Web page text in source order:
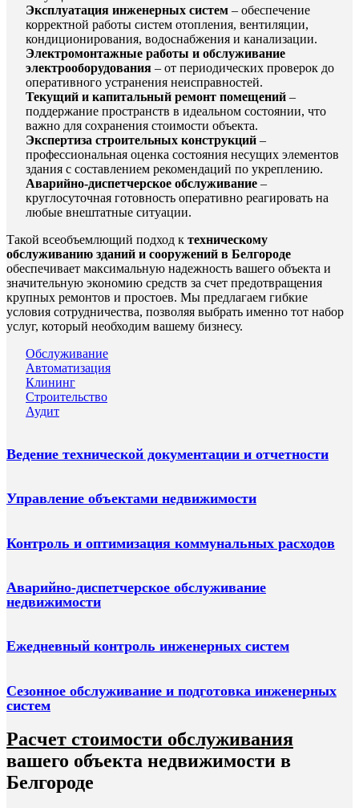
Эксплуатация инженерных систем – обеспечение
корректной работы систем отопления, вентиляции,
кондиционирования, водоснабжения и канализации.
Электромонтажные работы и обслуживание
электрооборудования – от периодических проверок до
оперативного устранения неисправностей.
Текущий и капитальный ремонт помещений –
поддержание пространств в идеальном состоянии, что
важно для сохранения стоимости объекта.
Экспертиза строительных конструкций –
профессиональная оценка состояния несущих элементов
здания с составлением рекомендаций по укреплению.
Аварийно-диспетчерское обслуживание –
круглосуточная готовность оперативно реагировать на
любые внештатные ситуации.
Такой всеобъемлющий подход к техническому
обслуживанию зданий и сооружений в Белгороде
обеспечивает максимальную надежность вашего объекта и
значительную экономию средств за счет предотвращения
крупных ремонтов и простоев. Мы предлагаем гибкие
условия сотрудничества, позволяя выбрать именно тот набор
услуг, который необходим вашему бизнесу.
Обслуживание
Автоматизация
Клининг
Строительство
Аудит
Ведение технической документации и отчетности
Управление объектами недвижимости
Контроль и оптимизация коммунальных расходов
Аварийно-диспетчерское обслуживание
недвижимости
Ежедневный контроль инженерных систем
Сезонное обслуживание и подготовка инженерных
систем
Расчет стоимости обслуживания
вашего объекта недвижимости в
Белгороде